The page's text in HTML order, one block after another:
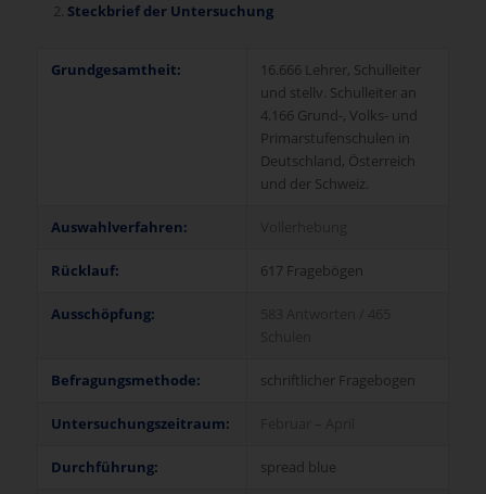
Steckbrief der Untersuchung
Grundgesamtheit:
16.666 Lehrer, Schulleiter
und stellv. Schulleiter an
4.166 Grund-, Volks- und
Primarstufenschulen in
Deutschland, Österreich
und der Schweiz.
Auswahlverfahren:
Rücklauf: 617 Fragebögen
Ausschöpfung:
Befragungsmethode: schriftlicher Fragebogen
Untersuchungszeitraum:
Durchführung: spread blue